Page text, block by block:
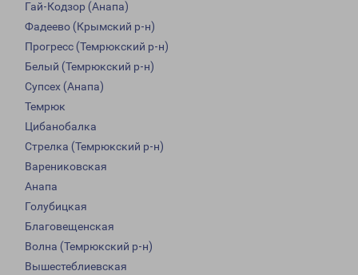
Гай-Кодзор (Анапа)
Фадеево (Крымский р-н)
Прогресс (Темрюкский р-н)
Белый (Темрюкский р-н)
Супсех (Анапа)
Темрюк
Цибанобалка
Стрелка (Темрюкский р-н)
Варениковская
Анапа
Голубицкая
Благовещенская
Волна (Темрюкский р-н)
Вышестеблиевская